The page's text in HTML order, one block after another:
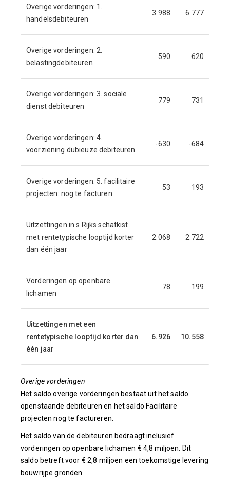
Overige vorderingen: 1.
handelsdebiteuren
3.988 6.777
Overige vorderingen: 2.
belastingdebiteuren
590 620
Overige vorderingen: 3. sociale
dienst debiteuren
779 731
Overige vorderingen: 4.
voorziening dubieuze debiteuren
-630 -684
Overige vorderingen: 5. facilitaire
projecten: nog te facturen
53 193
Uitzettingen in s Rijks schatkist
met rentetypische looptijd korter
dan één jaar
2.068 2.722
Vorderingen op openbare
lichamen
78 199
Uitzettingen met een
rentetypische looptijd korter dan
één jaar
6.926 10.558
Overige vorderingen
Het saldo overige vorderingen bestaat uit het saldo
openstaande debiteuren en het saldo Facilitaire
projecten nog te factureren.
Het saldo van de debiteuren bedraagt inclusief
vorderingen op openbare lichamen € 4,8 miljoen. Dit
saldo betreft voor € 2,8 miljoen een toekomstige levering
bouwrijpe gronden.